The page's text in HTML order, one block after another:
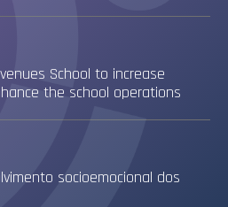
School to increase
the school operations
socioemocional dos